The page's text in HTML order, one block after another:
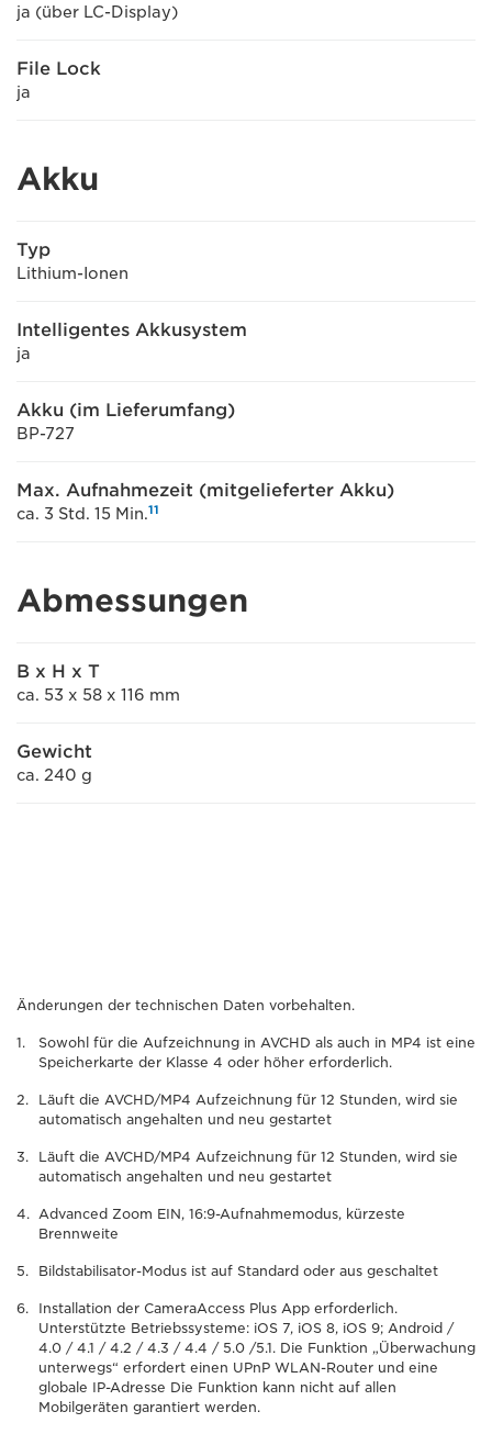
ja (über LC-Display)
File Lock
ja
Akku
Typ
Lithium-Ionen
Intelligentes Akkusystem
ja
Akku (im Lieferumfang)
BP-727
Max. Aufnahmezeit (mitgelieferter Akku)
ca. 3 Std. 15 Min.11
Abmessungen
B x H x T
ca. 53 x 58 x 116 mm
Gewicht
ca. 240 g
Änderungen der technischen Daten vorbehalten.
Sowohl für die Aufzeichnung in AVCHD als auch in MP4 ist eine
Speicherkarte der Klasse 4 oder höher erforderlich.
Läuft die AVCHD/MP4 Aufzeichnung für 12 Stunden, wird sie
automatisch angehalten und neu gestartet
Läuft die AVCHD/MP4 Aufzeichnung für 12 Stunden, wird sie
automatisch angehalten und neu gestartet
Advanced Zoom EIN, 16:9-Aufnahmemodus, kürzeste
Brennweite
Bildstabilisator-Modus ist auf Standard oder aus geschaltet
Installation der CameraAccess Plus App erforderlich.
Unterstützte Betriebssysteme: iOS 7, iOS 8, iOS 9; Android /
4.0 / 4.1 / 4.2 / 4.3 / 4.4 / 5.0 /5.1. Die Funktion „Überwachung
unterwegs“ erfordert einen UPnP WLAN-Router und eine
globale IP-Adresse Die Funktion kann nicht auf allen
Mobilgeräten garantiert werden.